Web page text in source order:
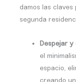
damos las
segunda
Despejar y
el
espacio,
creando